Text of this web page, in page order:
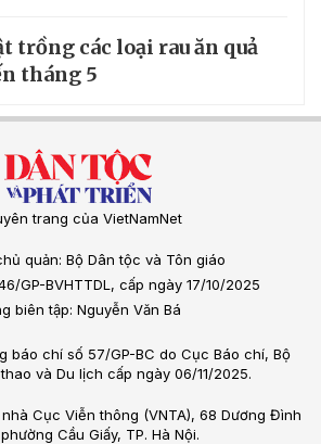
trồng các loại rau ăn quả
tháng 5
trang của VietNamNet
quản: Bộ Dân tộc và Tôn giáo
GP-BVHTTDL, cấp ngày 17/10/2025
biên tập: Nguyễn Văn Bá
báo chí số 57/GP-BC do Cục Báo chí, Bộ
và Du lịch cấp ngày 06/11/2025.
Cục Viễn thông (VNTA), 68 Dương Đình
Cầu Giấy, TP. Hà Nội.